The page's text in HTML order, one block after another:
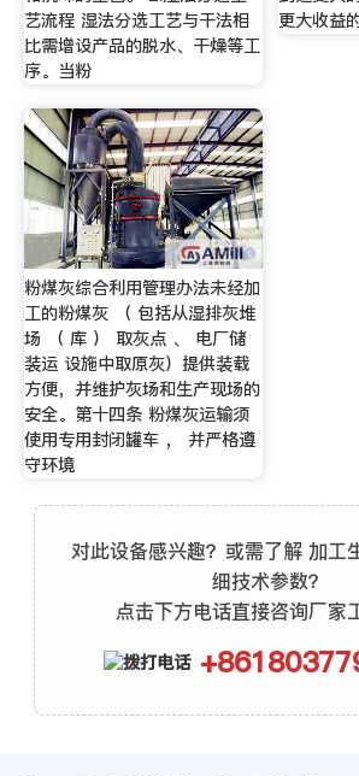
艺流程 湿法分选工艺与干法相
比需增设产品的脱水、干燥等工
序。当粉
更大收益
粉煤灰综合利用管理办法未经加
工的粉煤灰 （ 包括从湿排灰堆
场 （ 库 ） 取灰点 、 电厂储
装运 设施中取原灰）提供装载
方便，并维护灰场和生产现场的
安全。第十四条 粉煤灰运输须
使用专用封闭罐车 ， 并严格遵
守环境
对此设备感兴趣？或需了解 加工
细技术参数？
点击下方电话直接咨询厂家